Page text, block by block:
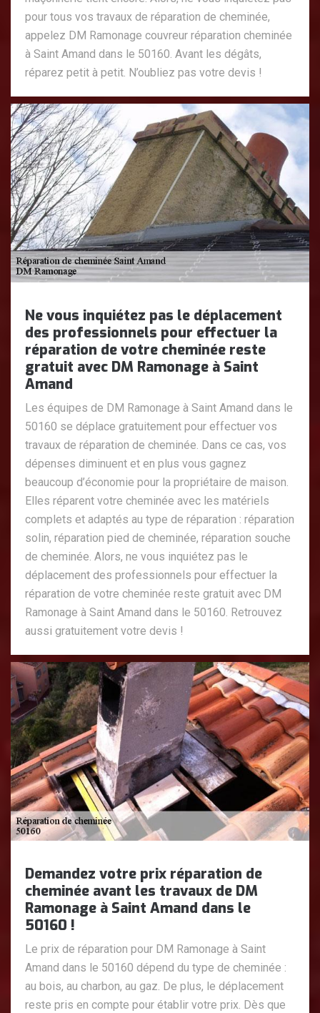
pour tous vos travaux de réparation de cheminée,
appelez DM Ramonage couvreur réparation cheminée
à Saint Amand dans le 50160. Avant les dégâts,
réparez petit à petit. N’oubliez pas votre devis !
Ne vous inquiétez pas le déplacement
des professionnels pour effectuer la
réparation de votre cheminée reste
gratuit avec DM Ramonage à Saint
Amand
Les équipes de DM Ramonage à Saint Amand dans le
50160 se déplace gratuitement pour effectuer vos
travaux de réparation de cheminée. Dans ce cas, vos
dépenses diminuent et en plus vous gagnez
beaucoup d’économie pour la propriétaire de maison.
Elles réparent votre cheminée avec les matériels
complets et adaptés au type de réparation : réparation
solin, réparation pied de cheminée, réparation souche
de cheminée. Alors, ne vous inquiétez pas le
déplacement des professionnels pour effectuer la
réparation de votre cheminée reste gratuit avec DM
Ramonage à Saint Amand dans le 50160. Retrouvez
aussi gratuitement votre devis !
Demandez votre prix réparation de
cheminée avant les travaux de DM
Ramonage à Saint Amand dans le
50160 !
Le prix de réparation pour DM Ramonage à Saint
Amand dans le 50160 dépend du type de cheminée :
au bois, au charbon, au gaz. De plus, le déplacement
reste pris en compte pour établir votre prix. Dès que